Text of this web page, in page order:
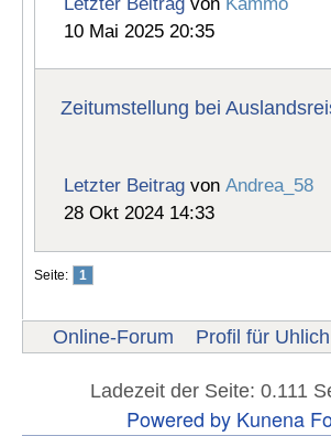
10 Mai 2025 20:35
Zeitumstellung bei
Letzter Beitrag vonAndrea_58
28 Okt 2024 14:33
Seite: 1
Online-Forum Profil für Uhlich
Ladezeit der Seite: 0.111
Powered by Kunena